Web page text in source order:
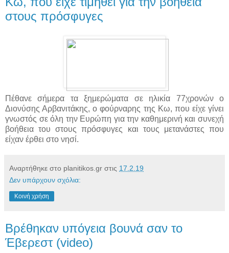
στους πρόσφυγες
Πέθανε σήμερα τα ξημερώματα σε ηλικία 77χρονών ο
Διονύσης Αρβανιτάκης, ο φούρναρης της Κω, που είχε γίνει
γνωστός σε όλη την Ευρώπη για την καθημερινή και συνεχή
βοήθεια του στους πρόσφυγες και τους μετανάστες που
είχαν έρθει στο νησί.
Αναρτήθηκε στο planitikos.gr στις 17.2.19
Δεν υπάρχουν σχόλια:
Κοινή χρήση
Βρέθηκαν υπόγεια βουνά σαν το
Έβερεστ (video)